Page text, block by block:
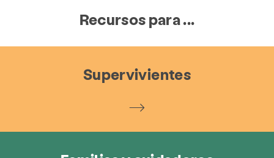
Recursos para ...
Supervivientes